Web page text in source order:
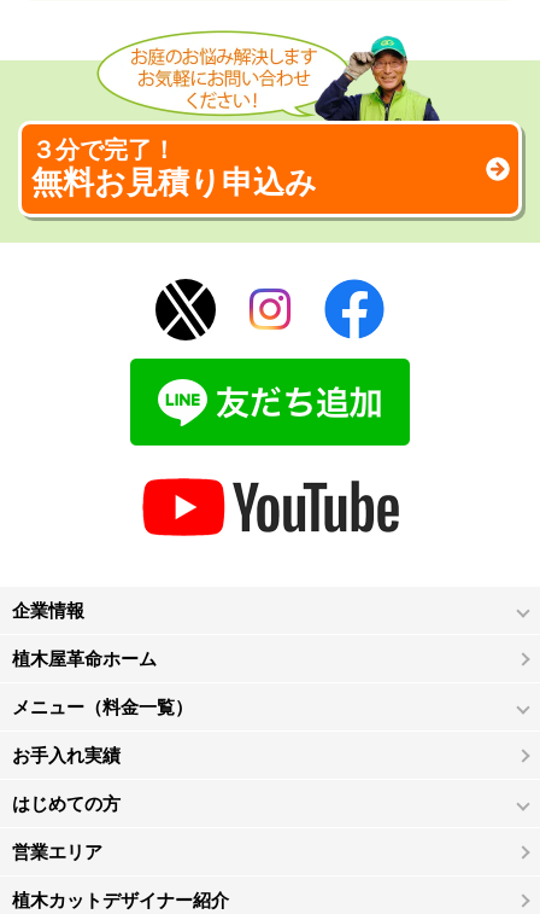
３分で完了！
無料お見積り申込み
企業情報
植木屋革命ホーム
メニュー（料金一覧）
お手入れ実績
はじめての方
営業エリア
植木カットデザイナー紹介